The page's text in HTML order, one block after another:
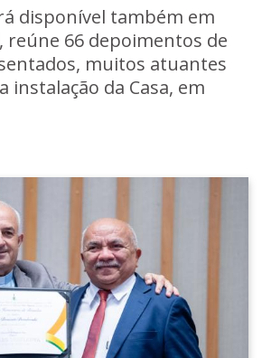
disponível também em
66 depoimentos de
muitos atuantes
instalação da Casa, em